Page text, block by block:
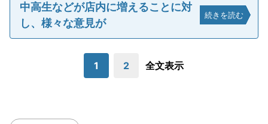
中高生などが店内に増えることに対
し、様々な意見が
続きを読む
1 2 全文表示